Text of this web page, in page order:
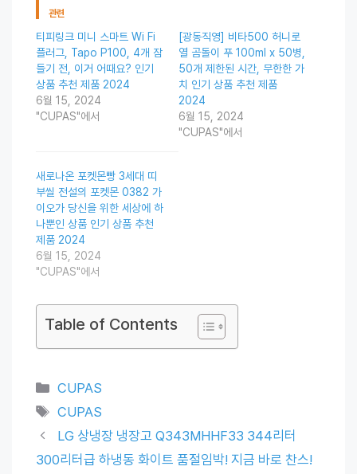
관련
티피링크 미니 스마트 Wi Fi
플러그, Tapo P100, 4개 잠
들기 전, 이거 어때요? 인기
상품 추천 제품 2024
6월 15, 2024
"CUPAS"에서
[광동직영] 비타500 허니로
열 곰돌이 푸 100ml x 50병,
50개 제한된 시간, 무한한 가
치 인기 상품 추천 제품
2024
6월 15, 2024
"CUPAS"에서
새로나온 포켓몬빵 3세대 띠
부씰 전설의 포켓몬 0382 가
이오가 당신을 위한 세상에 하
나뿐인 상품 인기 상품 추천
제품 2024
6월 15, 2024
"CUPAS"에서
Table of Contents
Categories
CUPAS
Tags
CUPAS
LG 상냉장 냉장고 Q343MHHF33 344리터
300리터급 하냉동 화이트 품절임박! 지금 바로 찬스!